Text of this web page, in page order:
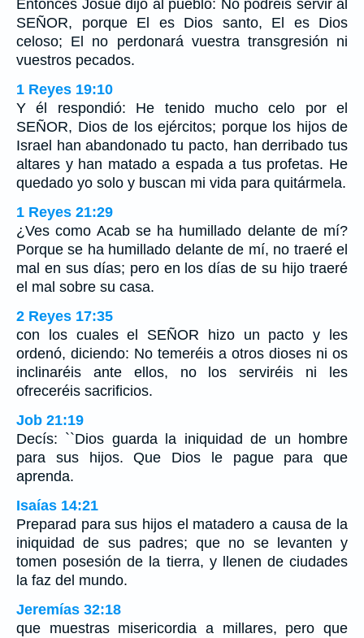
Entonces Josué dijo al pueblo: No podréis servir al
SEÑOR, porque El es Dios santo, El es Dios
celoso; El no perdonará vuestra transgresión ni
vuestros pecados.
1 Reyes 19:10
Y él respondió: He tenido mucho celo por el
SEÑOR, Dios de los ejércitos; porque los hijos de
Israel han abandonado tu pacto, han derribado tus
altares y han matado a espada a tus profetas. He
quedado yo solo y buscan mi vida para quitármela.
1 Reyes 21:29
¿Ves como Acab se ha humillado delante de mí?
Porque se ha humillado delante de mí, no traeré el
mal en sus días; pero en los días de su hijo traeré
el mal sobre su casa.
2 Reyes 17:35
con los cuales el SEÑOR hizo un pacto y les
ordenó, diciendo: No temeréis a otros dioses ni os
inclinaréis ante ellos, no los serviréis ni les
ofreceréis sacrificios.
Job 21:19
Decís: ``Dios guarda la iniquidad de un hombre
para sus hijos. Que Dios le pague para que
aprenda.
Isaías 14:21
Preparad para sus hijos el matadero a causa de la
iniquidad de sus padres; que no se levanten y
tomen posesión de la tierra, y llenen de ciudades
la faz del mundo.
Jeremías 32:18
que muestras misericordia a millares, pero que